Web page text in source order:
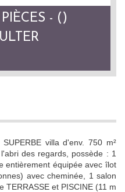
- ()
villa d'env. 750 m²
des regards, possède : 1
entièrement équipée avec îlot
avec cheminée, 1 salon
et PISCINE (11 m